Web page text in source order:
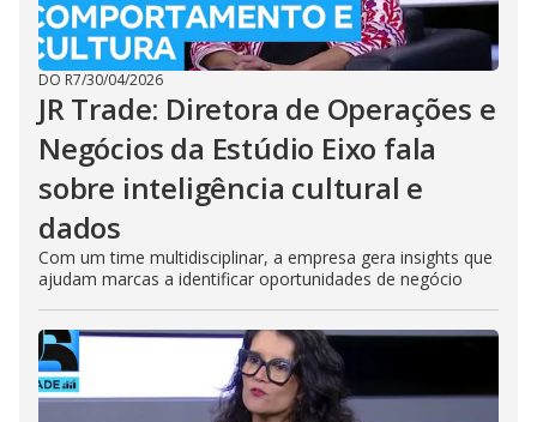
DO R7/30/04/2026
JR Trade: Diretora de Operações e
Negócios da Estúdio Eixo fala
sobre inteligência cultural e
dados
Com um time multidisciplinar, a empresa gera insights que
ajudam marcas a identificar oportunidades de negócio